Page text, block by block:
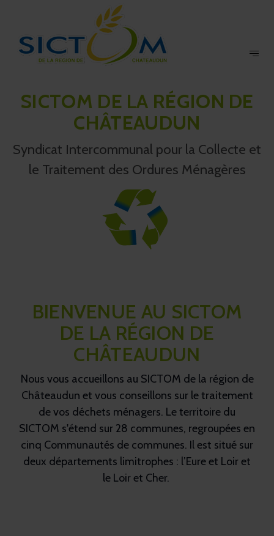
SICTOM DE LA RÉGION DE
CHÂTEAUDUN
Syndicat Intercommunal pour la Collecte et
le Traitement des Ordures Ménagères
BIENVENUE AU SICTOM
DE LA RÉGION DE
CHÂTEAUDUN
Nous vous accueillons au SICTOM de la région de
Châteaudun et vous conseillons sur le traitement
de vos déchets ménagers. Le territoire du
SICTOM s'étend sur 28 communes, regroupées en
cinq Communautés de communes. Il est situé sur
deux départements limitrophes : l’Eure et Loir et
le Loir et Cher.